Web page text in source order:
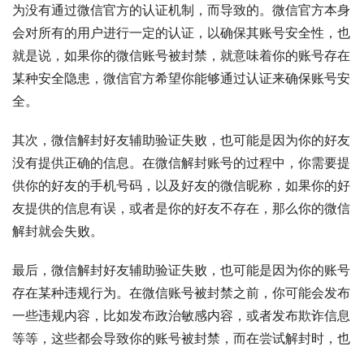
为没有通过微信官方的认证机制，而导致的。微信官方本身
会对所有的用户进行一定的认证，以确保其账号安全性，也
就是说，如果你的微信账号被封禁，就意味着你的账号存在
某种安全隐患，微信官方希望你能够通过认证来确保账号安
全。
其次，微信解封好友辅助验证失败，也可能是因为你的好友
没有提供正确的信息。在微信解封账号的过程中，你需要提
供你的好友的手机号码，以及好友的微信昵称，如果你的好
友提供的信息有误，或者是你的好友不存在，那么你的微信
解封就会失败。
最后，微信解封好友辅助验证失败，也可能是因为你的账号
存在某种违规行为。在微信账号被封禁之前，你可能会发布
一些违规内容，比如发布政治敏感内容，或者发布欺诈信息
等等，这些都会导致你的账号被封禁，而在尝试解封时，也